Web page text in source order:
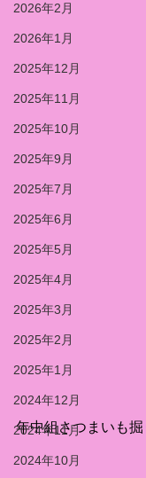
2026年2月
2026年1月
2025年12月
2025年11月
2025年10月
2025年9月
2025年7月
2025年6月
2025年5月
2025年4月
2025年3月
2025年2月
2025年1月
2024年12月
2024年11月
2024年10月
年中組さつまいも掘